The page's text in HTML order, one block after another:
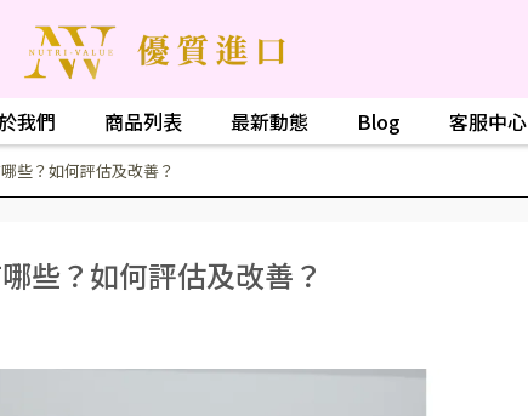
我們 商品列表 最新動態 Blog 客服中心
些？如何評估及改善？
些？如何評估及改善？